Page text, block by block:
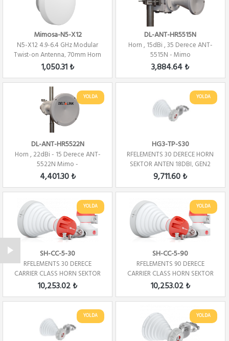
Mimosa-N5-X12
N5-X12 4.9-6.4 GHz Modular
Twist-on Antenna, 70mm Horn
for C5x onl...
1,050.31 ₺
DL-ANT-HR5515N
Horn , 15dBi , 35 Derece ANT-
5515N - Mimo
3,884.64 ₺
YOLDA
DL-ANT-HR5522N
Horn , 22dBi - 15 Derece ANT-
5522N Mimo -
4,401.30 ₺
YOLDA
HG3-TP-S30
RFELEMENTS 30 DERECE HORN
SEKTOR ANTEN 18DBI, GEN2
9,711.60 ₺
YOLDA
SH-CC-5-30
RFELEMENTS 30 DERECE
CARRIER CLASS HORN SEKTOR
ANTEN
10,253.02 ₺
YOLDA
SH-CC-5-90
RFELEMENTS 90 DERECE
CARRIER CLASS HORN SEKTOR
ANTEN
10,253.02 ₺
YOLDA YOLDA